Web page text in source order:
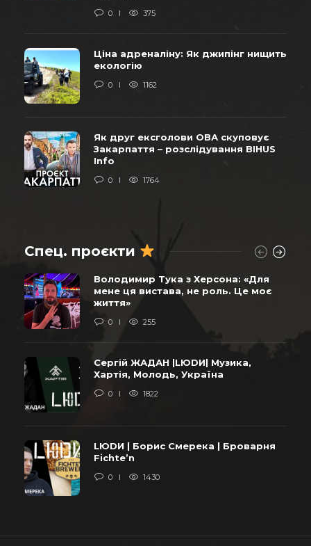
0 375
Ціна адреналіну: Як джипінг нищить
екологію
0 1162
Як друг ексголови ОВА скуповує
Закарпаття – розслідування BIHUS
Info
0 1764
Спец. проєкти
Володимир Тука з Херсона: «Для
мене ця вистава, не роль. Це моє
життя»
0 255
Сергій ЖАДАН |LЮDИ| Музика,
Хартія, Молодь, Україна
0 1822
LЮDИ | Борис Смерека | Броварня
Fichte’n
0 1430